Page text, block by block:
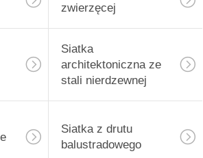
zwierzęcej
Siatka
architektoniczna ze
stali nierdzewnej
Siatka z drutu
balustradowego